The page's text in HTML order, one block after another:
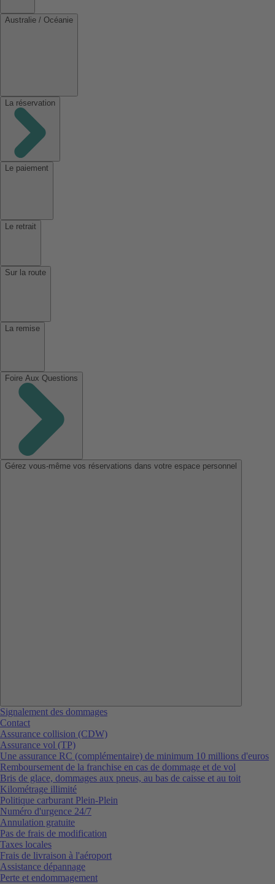
Australie / Océanie
La réservation
Le paiement
Le retrait
Sur la route
La remise
Foire Aux Questions
Gérez vous-même vos réservations dans votre espace personnel
Signalement des dommages
Contact
Assurance collision (CDW)
Assurance vol (TP)
Une assurance RC (complémentaire) de minimum 10 millions d'euros
Remboursement de la franchise en cas de dommage et de vol
Bris de glace, dommages aux pneus, au bas de caisse et au toit
Kilométrage illimité
Politique carburant Plein-Plein
Numéro d'urgence 24/7
Annulation gratuite
Pas de frais de modification
Taxes locales
Frais de livraison à l'aéroport
Assistance dépannage
Perte et endommagement